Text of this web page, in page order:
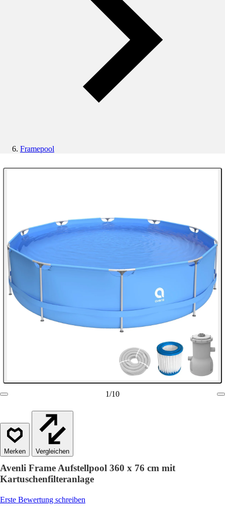
Framepool
1/10
Vergleichen
Avenli Frame Aufstellpool 360 x 76 cm mit
Kartuschenfilteranlage
Erste Bewertung schreiben